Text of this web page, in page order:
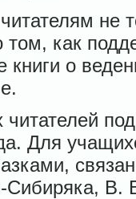
не
том, как
книги о
Для
В.